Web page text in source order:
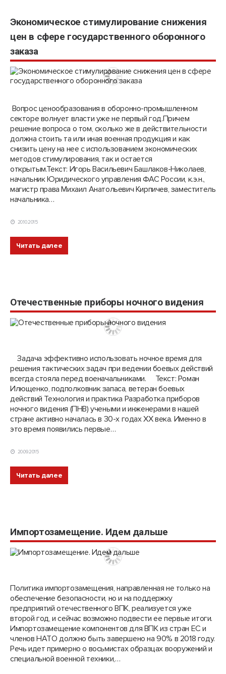
Экономическое стимулирование снижения
цен в сфере государственного оборонного
заказа
Вопрос ценообразования в оборонно-промышленном
секторе волнует власти уже не первый год.Причем
решение вопроса о том, сколько же в действительности
должна стоить та или иная военная продукция и как
снизить цену на нее с использованием экономических
методов стимулирования, так и остается
открытым.Текст: Игорь Васильевич Башлаков-Николаев,
начальник Юридического управления ФАС России, к.э.н.,
магистр права Михаил Анатольевич Кирпичев, заместитель
начальника…
20.10.2015
Читать далее
Отечественные приборы ночного видения
Задача эффективно использовать ночное время для
решения тактических задач при ведении боевых действий
всегда стояла перед военачальниками. Текст: Роман
Илющенко, подполковник запаса, ветеран боевых
действий Технология и практика Разработка приборов
ночного видения (ПНВ) учеными и инженерами в нашей
стране активно началась в 30-х годах ХХ века. Именно в
это время появились первые…
20.09.2015
Читать далее
Импортозамещение. Идем дальше
Политика импортозамещения, направленная не только на
обеспечение безопасности, но и на поддержку
предприятий отечественного ВПК, реализуется уже
второй год, и сейчас возможно подвести ее первые итоги.
Импортозамещение компонентов для ВПК из стран ЕС и
членов НАТО должно быть завершено на 90% в 2018 году.
Речь идет примерно о восьмистах образцах вооружений и
специальной военной техники,…